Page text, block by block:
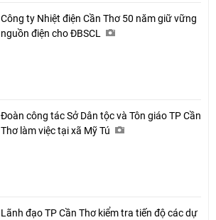
Công ty Nhiệt điện Cần Thơ 50 năm giữ vững
nguồn điện cho ĐBSCL
Đoàn công tác Sở Dân tộc và Tôn giáo TP Cần
Thơ làm việc tại xã Mỹ Tú
Lãnh đạo TP Cần Thơ kiểm tra tiến độ các dự